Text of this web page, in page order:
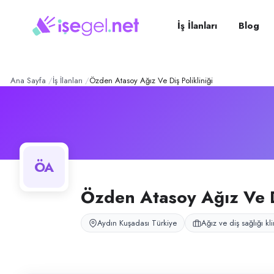
Atasoy Ağız ve Diş
Özden Atasoy Ağız ve Diş Polikliniği, Kuşadası, Aydın bölgesinde
pozisyonlar
Temizlik Görevlisi (Bayan)
İş İlanları Blog
Ana Sayfa İş İlanları Özden Atasoy Ağız Ve Diş Polikliniği
ÖA
Özden Atasoy Ağız Ve
Aydın Kuşadası Türkiye Ağız ve diş sağlığı